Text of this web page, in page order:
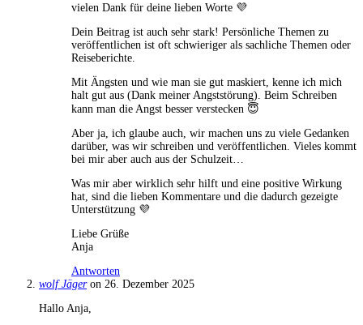
vielen Dank für deine lieben Worte 💜
Dein Beitrag ist auch sehr stark! Persönliche Themen zu
veröffentlichen ist oft schwieriger als sachliche Themen oder
Reiseberichte.
Mit Ängsten und wie man sie gut maskiert, kenne ich mich
halt gut aus (Dank meiner Angststörung). Beim Schreiben
kann man die Angst besser verstecken 😇
Aber ja, ich glaube auch, wir machen uns zu viele Gedanken
darüber, was wir schreiben und veröffentlichen. Vieles kommt
bei mir aber auch aus der Schulzeit…
Was mir aber wirklich sehr hilft und eine positive Wirkung
hat, sind die lieben Kommentare und die dadurch gezeigte
Unterstützung 💜
Liebe Grüße
Anja
Antworten
wolf Jäger on 26. Dezember 2025
Hallo Anja,